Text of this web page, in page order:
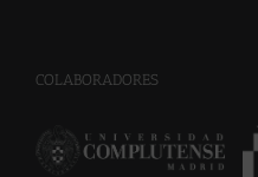
COLABORADORES